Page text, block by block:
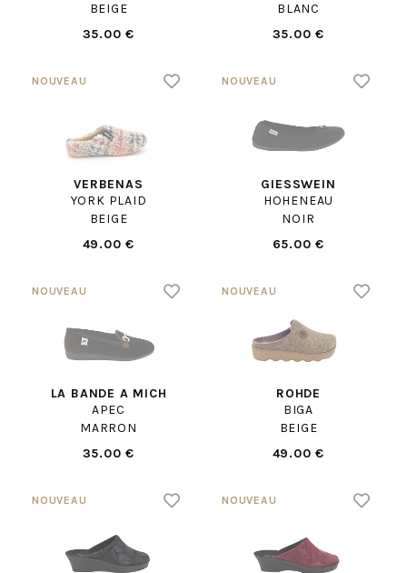
BEIGE
35.00 €
BLANC
35.00 €
VERBENAS
YORK PLAID
BEIGE
49.00 €
GIESSWEIN
HOHENEAU
NOIR
65.00 €
LA BANDE A MICH
APEC
MARRON
35.00 €
ROHDE
BIGA
BEIGE
49.00 €